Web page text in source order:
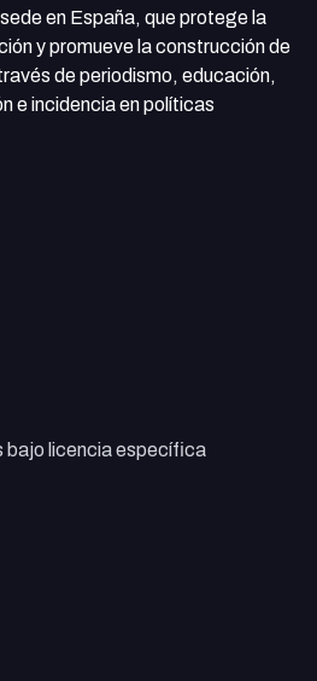
en España, que protege la
y promueve la construcción de
de periodismo, educación,
e incidencia en políticas
bajo licencia específica